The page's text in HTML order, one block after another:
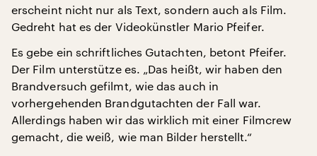
erscheint nicht nur als Text, sondern auch als Film.
Gedreht hat es der Videokünstler Mario Pfeifer.
Es gebe ein schriftliches Gutachten, betont Pfeifer.
Der Film unterstütze es. „Das heißt, wir haben den
Brandversuch gefilmt, wie das auch in
vorhergehenden Brandgutachten der Fall war.
Allerdings haben wir das wirklich mit einer Filmcrew
gemacht, die weiß, wie man Bilder herstellt.“